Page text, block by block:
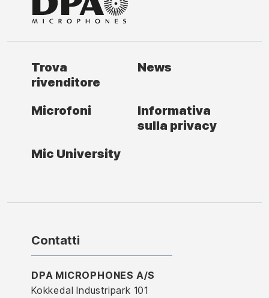
Trova
rivenditore
News
Microfoni
Informativa
sulla privacy
Mic University
Contatti
DPA MICROPHONES A/S
Kokkedal Industripark 101